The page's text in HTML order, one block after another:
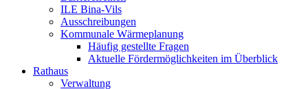
ILE Bina-Vils
Ausschreibungen
Kommunale Wärmeplanung
Häufig gestellte Fragen
Aktuelle Fördermöglichkeiten im Überblick
Rathaus
Verwaltung